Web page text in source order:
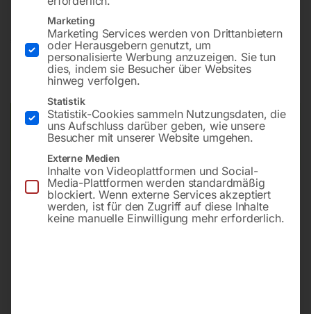
40,80
inkl. MwSt. zzgl.Versandkosten
Lieferzeit:ca. 2 - 3 Tage
Versandkosten Standard (Österreich): €10,00
Bitte beachten Sie: Die Versandkosten gelten für Österreich.
Andere Länder können abweichen.
In den Warenkorb
Marketing
Marketing Services werden von Drittanbietern
oder Herausgebern genutzt, um
personalisierte Werbung anzuzeigen. Sie tun
dies, indem sie Besucher über Websites
hinweg verfolgen.
Statistik
Statistik-Cookies sammeln Nutzungsdaten, die
uns Aufschluss darüber geben, wie unsere
Besucher mit unserer Website umgehen.
Externe Medien
Inhalte von Videoplattformen und Social-
Media-Plattformen werden standardmäßig
blockiert. Wenn externe Services akzeptiert
werden, ist für den Zugriff auf diese Inhalte
keine manuelle Einwilligung mehr erforderlich.